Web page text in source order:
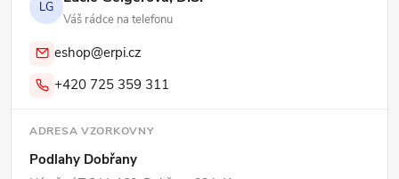
LG
Váš rádce na telefonu
eshop@erpi.cz
+420 725 359 311
ADRESA VZORKOVNY
Podlahy Dobřany